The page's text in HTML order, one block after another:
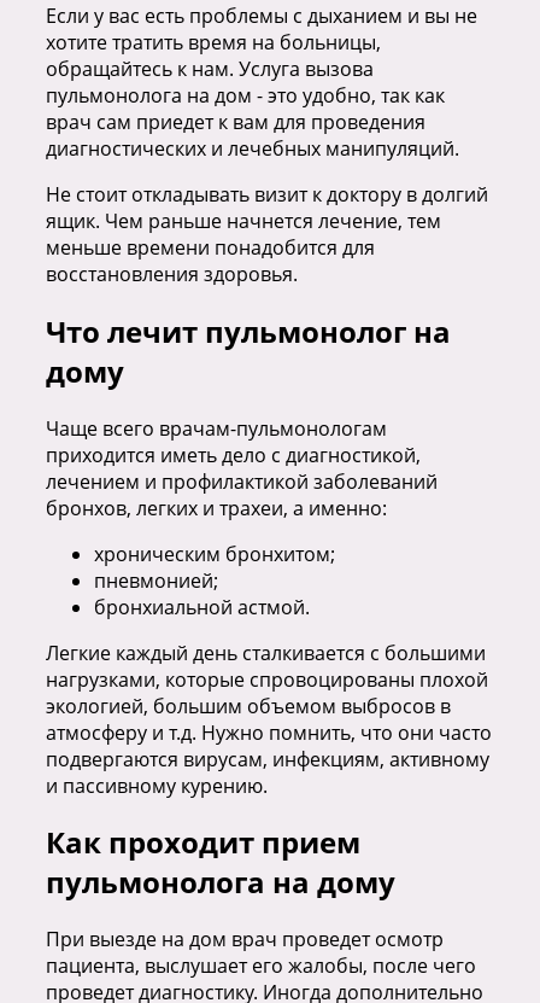
Если у вас есть проблемы с дыханием и вы не
хотите тратить время на больницы,
обращайтесь к нам. Услуга вызова
пульмонолога на дом - это удобно, так как
врач сам приедет к вам для проведения
диагностических и лечебных манипуляций.
Не стоит откладывать визит к доктору в долгий
ящик. Чем раньше начнется лечение, тем
меньше времени понадобится для
восстановления здоровья.
Что лечит пульмонолог на
дому
Чаще всего врачам-пульмонологам
приходится иметь дело с диагностикой,
лечением и профилактикой заболеваний
бронхов, легких и трахеи, а именно:
хроническим бронхитом;
пневмонией;
бронхиальной астмой.
Легкие каждый день сталкивается с большими
нагрузками, которые спровоцированы плохой
экологией, большим объемом выбросов в
атмосферу и т.д. Нужно помнить, что они часто
подвергаются вирусам, инфекциям, активному
и пассивному курению.
Как проходит прием
пульмонолога на дому
При выезде на дом врач проведет осмотр
пациента, выслушает его жалобы, после чего
проведет диагностику. Иногда дополнительно